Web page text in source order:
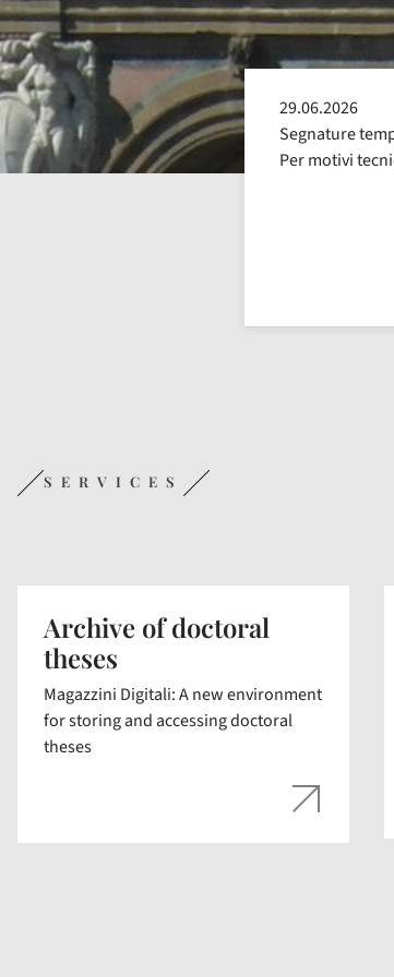
escluse dalla distribuzione.
fino a nuova comunicazione
25.06.2026
Segnature con
alcune
SERVICES
Archive of doctoral
theses
Magazzini Digitali: A new environment
for storing and accessing doctoral
theses